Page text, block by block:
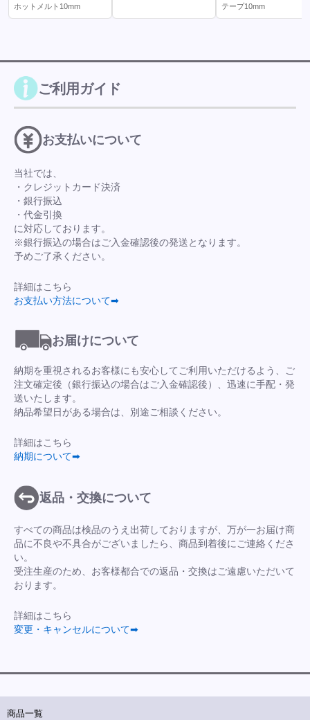
ホットメルト10mm
テープ10mm
ご利用ガイド
お支払いについて
当社では、
・クレジットカード決済
・銀行振込
・代金引換
に対応しております。
※銀行振込の場合はご入金確認後の発送となります。
予めご了承ください。
詳細はこちら
お支払い方法について➡
お届けについて
納期を重視されるお客様にも安心してご利用いただけるよう、ご
注文確定後（銀行振込の場合はご入金確認後）、迅速に手配・発
送いたします。
納品希望日がある場合は、別途ご相談ください。
詳細はこちら
納期について➡
返品・交換について
すべての商品は検品のうえ出荷しておりますが、万が一お届け商
品に不良や不具合がございましたら、商品到着後にご連絡くださ
い。
受注生産のため、お客様都合での返品・交換はご遠慮いただいて
おります。
詳細はこちら
変更・キャンセルについて➡
商品一覧